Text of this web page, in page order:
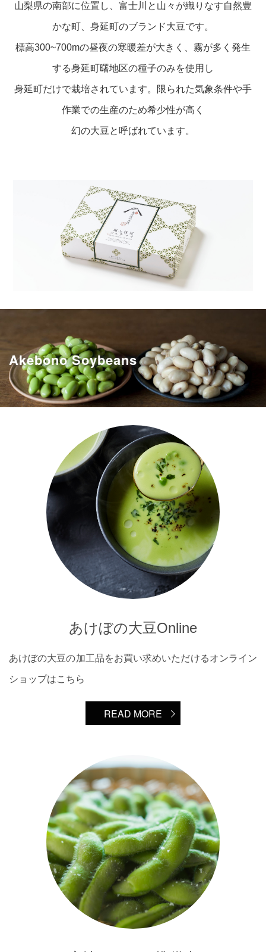
山梨県の南部に位置し、富士川と山々が織りなす自然豊
かな町、身延町のブランド大豆です。
標高300~700mの昼夜の寒暖差が大きく、霧が多く発生
する身延町曙地区の種子のみを使用し
身延町だけで栽培されています。限られた気象条件や手
作業での生産のため希少性が高く
幻の大豆と呼ばれています。
Akebono Soybeans
あけぼの大豆Online
あけぼの大豆の加工品をお買い求めいただけるオンライン
ショップはこちら
READ MORE